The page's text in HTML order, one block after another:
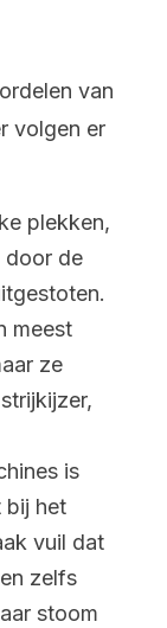
van
volgen er
plekken,
door de
meest
ze
is
bij het
vuil dat
zelfs
stoom